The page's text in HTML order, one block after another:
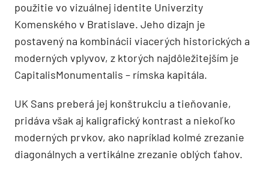
použitie vo vizuálnej identite Univerzity
Komenského v Bratislave. Jeho dizajn je
postavený na kombinácii viacerých historických a
moderných vplyvov, z ktorých najdôležitejším je
CapitalisMonumentalis – rímska kapitála.
UK Sans preberá jej konštrukciu a tieňovanie,
pridáva však aj kaligrafický kontrast a niekoľko
moderných prvkov, ako napríklad kolmé zrezanie
diagonálnych a vertikálne zrezanie oblých ťahov.